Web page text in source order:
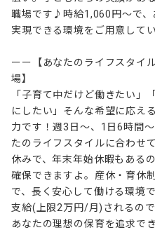
職場です♪時給1,060円～で、
実現できる環境をご用意して
ーー【あなたのライフスタイ
場】
「子育て中だけど働きたい」
にしたい」そんな希望に応え
力です！週3日～、1日6時間
たのライフスタイルに合わせ
休みで、年末年始休暇もある
確保できますよ。産休・育休
で、長く安心して働ける環境
支給(上限2万円/月)されるので
あなたの理想の保育を追求で